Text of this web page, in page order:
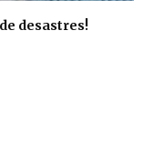
desastres!